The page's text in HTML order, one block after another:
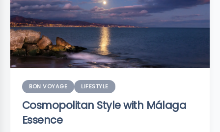
BON VOYAGE LIFESTYLE
Cosmopolitan Style with Málaga
Essence